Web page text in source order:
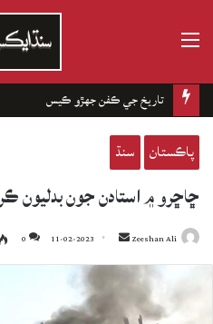
تاريخ جي ڪفن جھڙو ڪيس
پاڪستان سنڌ
ڇاڇرو ۾ استادن جون بدليون
Zeeshan Ali
Send
an
email
11-02-2023
0